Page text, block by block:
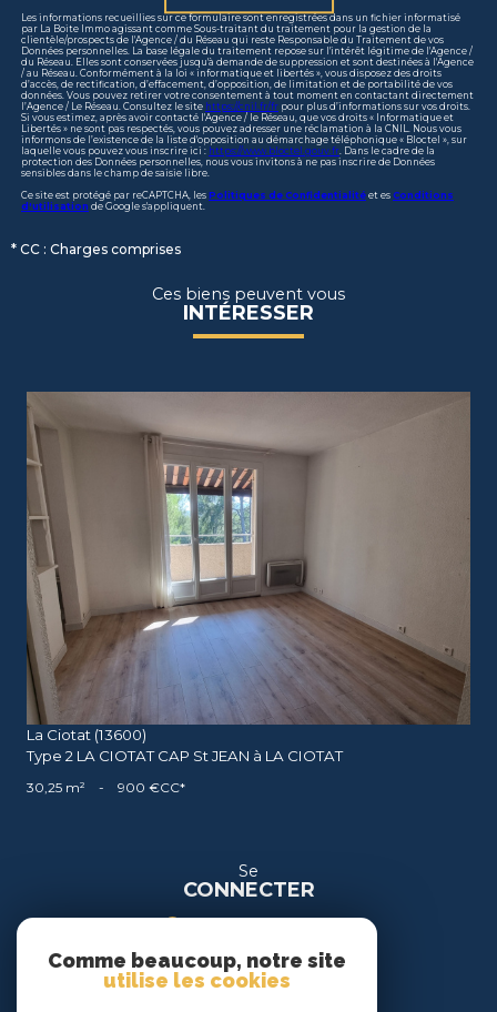
Les informations recueillies sur ce formulaire sont enregistrées dans un fichier informatisé
par La Boite Immo agissant comme Sous-traitant du traitement pour la gestion de la
clientèle/prospects de l'Agence / du Réseau qui reste Responsable du Traitement de vos
Données personnelles. La base légale du traitement repose sur l'intérêt légitime de l'Agence /
du Réseau. Elles sont conservées jusqu'à demande de suppression et sont destinées à l'Agence
/ au Réseau. Conformément à la loi « informatique et libertés », vous disposez des droits
d’accès, de rectification, d’effacement, d’opposition, de limitation et de portabilité de vos
données. Vous pouvez retirer votre consentement à tout moment en contactant directement
l’Agence / Le Réseau. Consultez le site https://cnil.fr/fr pour plus d’informations sur vos droits.
Si vous estimez, après avoir contacté l'Agence / le Réseau, que vos droits « Informatique et
Libertés » ne sont pas respectés, vous pouvez adresser une réclamation à la CNIL. Nous vous
informons de l’existence de la liste d'opposition au démarchage téléphonique « Bloctel », sur
laquelle vous pouvez vous inscrire ici : https://www.bloctel.gouv.fr . Dans le cadre de la
protection des Données personnelles, nous vous invitons à ne pas inscrire de Données
sensibles dans le champ de saisie libre.
Ce site est protégé par reCAPTCHA, les Politiques de Confidentialité et es Conditions
d'utilisation de Google s'appliquent.
* CC : Charges comprises
Ces biens peuvent vous
INTÉRESSER
voir le bien
La Ciotat (13600)
Type 2 LA CIOTAT CAP St JEAN à LA CIOTAT
30,25 m² - 900 €CC*
Se
CONNECTER
espace location
Comme beaucoup, notre site
utilise les cookies